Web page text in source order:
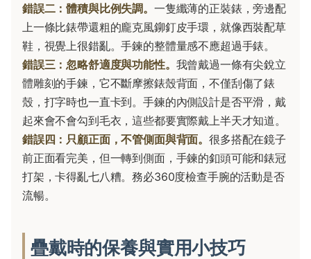
錯誤二：體積與比例失調。 一隻纖薄的正裝錶，旁邊配
上一條比錶帶還粗的龐克風鉚釘皮手環，就像西裝配草
鞋，視覺上很錯亂。手鍊的整體量感不應超過手錶。
錯誤三：忽略舒適度與功能性。 我曾戴過一條有尖銳立
體雕刻的手鍊，它不斷摩擦錶殼背面，不僅刮傷了錶
殼，打字時也一直卡到。手鍊的內側設計是否平滑，戴
起來會不會勾到毛衣，這些都要實際戴上半天才知道。
錯誤四：只顧正面，不管側面與背面。很多搭配在鏡子
前正面看完美，但一轉到側面，手鍊的釦頭可能和錶冠
打架，卡得亂七八糟。務必360度檢查手腕的活動是否
流暢。
疊戴時的保養與實用小技巧